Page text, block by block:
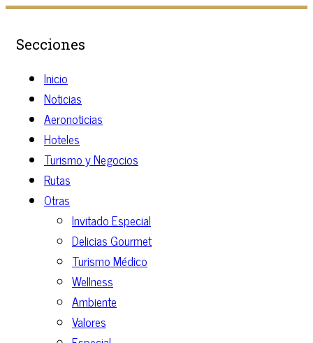
Secciones
Inicio
Noticias
Aeronoticias
Hoteles
Turismo y Negocios
Rutas
Otras
Invitado Especial
Delicias Gourmet
Turismo Médico
Wellness
Ambiente
Valores